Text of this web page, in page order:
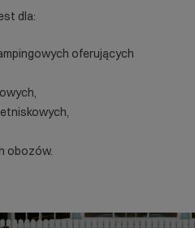
dla:
oferujących
obozów.